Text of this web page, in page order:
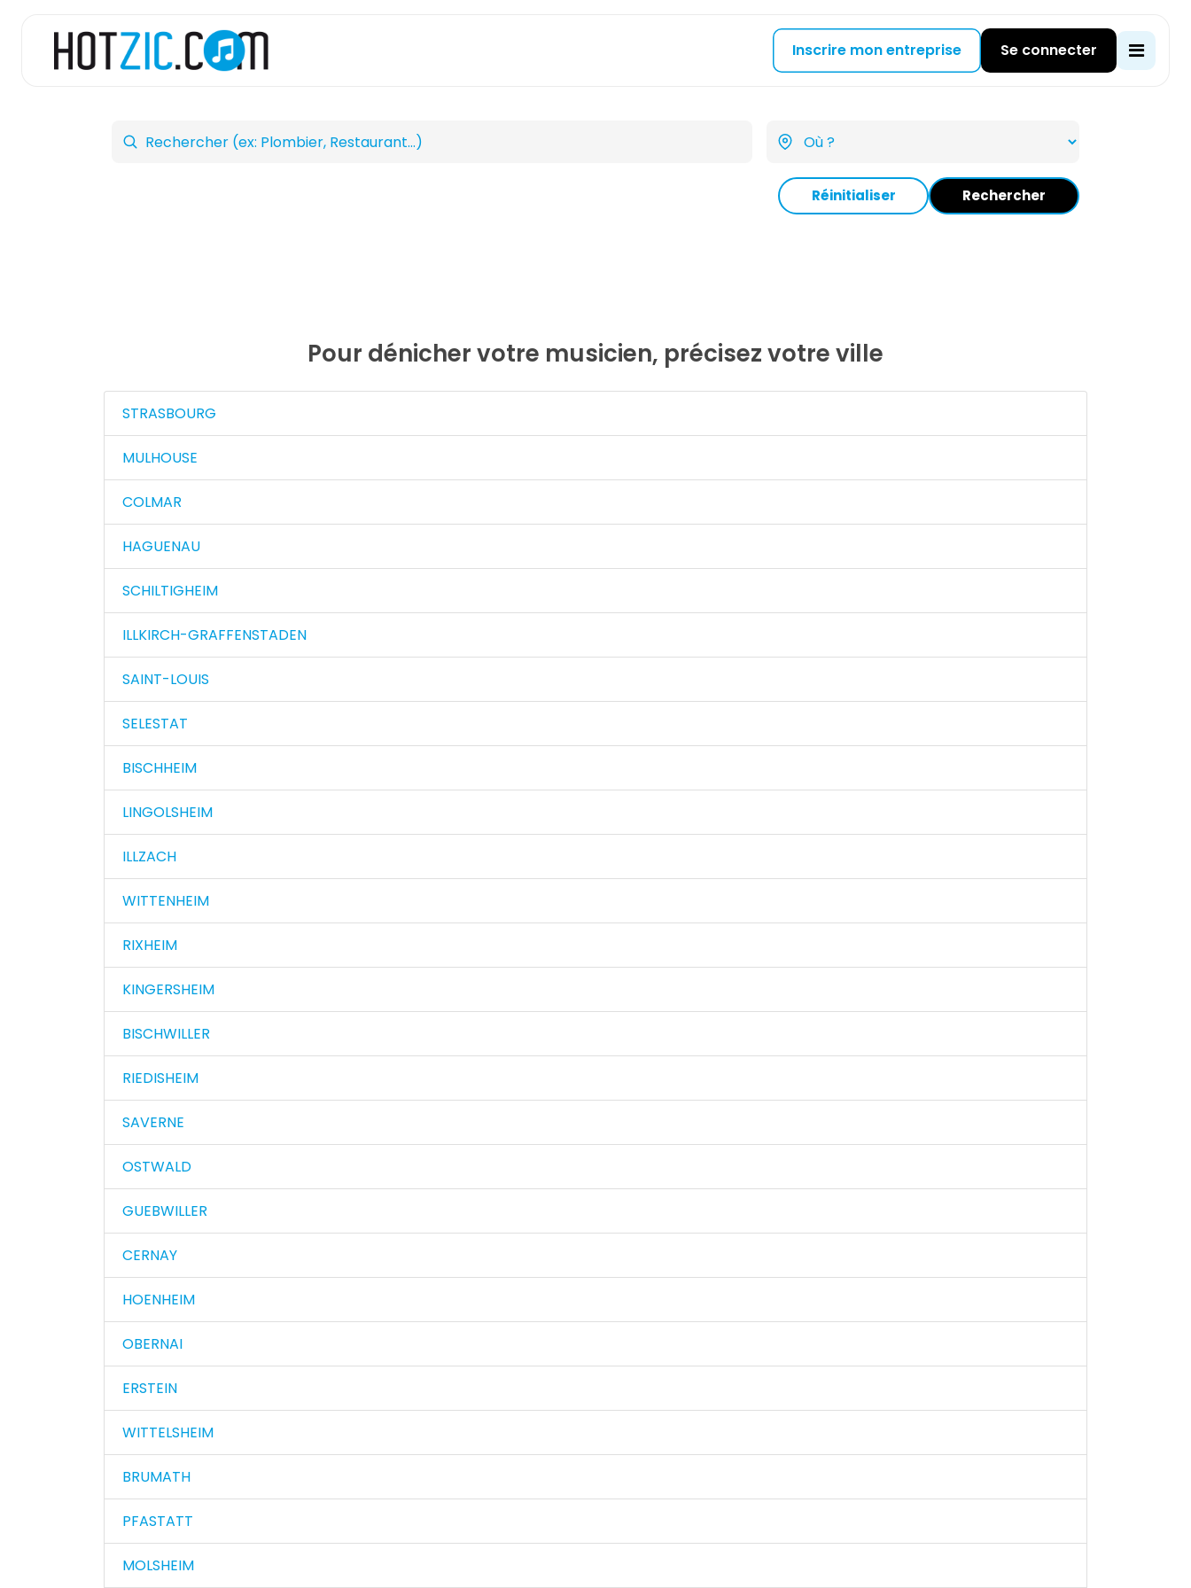
Inscrire mon entreprise Se connecter
Réinitialiser Rechercher
Pour dénicher votre musicien, précisez votre ville
STRASBOURG
MULHOUSE
COLMAR
HAGUENAU
SCHILTIGHEIM
ILLKIRCH-GRAFFENSTADEN
SAINT-LOUIS
SELESTAT
BISCHHEIM
LINGOLSHEIM
ILLZACH
WITTENHEIM
RIXHEIM
KINGERSHEIM
BISCHWILLER
RIEDISHEIM
SAVERNE
OSTWALD
GUEBWILLER
CERNAY
HOENHEIM
OBERNAI
ERSTEIN
WITTELSHEIM
BRUMATH
PFASTATT
MOLSHEIM